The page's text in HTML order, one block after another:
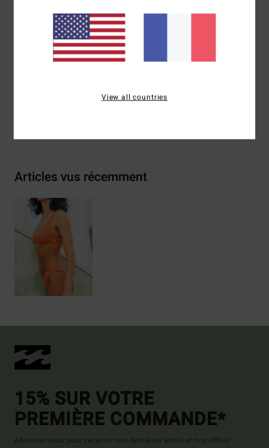
Couvrance :couvrance medium
Composition74% polyester recyclé, 21% polyester, 5%
élasthanne
Articles vus récemment
15% SUR VOTRE
PREMIÈRE COMMANDE*
Abonnez-vous pour recevoir nos dernières actus et nos offres
View all countries